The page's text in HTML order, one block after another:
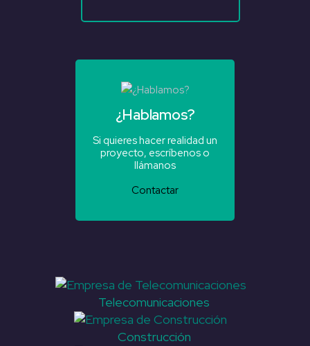
¿Hablamos?
Si quieres hacer realidad un
proyecto, escríbenos o
llámanos
Contactar
Telecomunicaciones
Construcción